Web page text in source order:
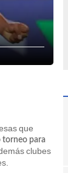
que
torneo para
demás clubes